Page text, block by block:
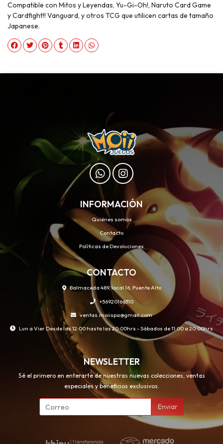
Compatible con Mitos y Leyendas, Yu-Gi-Oh!, Naruto Card Game
y Cardfight!! Vanguard, y otros TCG que utilicen cartas de tamaño
Japanese.
INFORMACIÓN
Quiénes somos
Contacto
Políticas de Devoluciones
CONTACTO
Balmaceda 489, local 16, Puente Alto
+56920166310
ventas.moiispa@gmail.com
Lun a Vier Desde las 12:00 hasta las 20:00hrs - Sábados de 11:00 a 20:00hrs
NEWSLETTER
Sé el primero en enterarte de nuestras nuevas colecciones, ventas
especiales y beneficios exclusivos.
Enviar